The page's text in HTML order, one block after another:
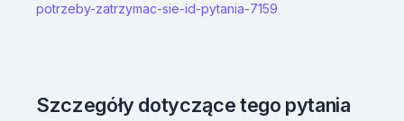
potrzeby-zatrzymac-sie-id-pytania-7159
Szczegóły dotyczące tego pytania